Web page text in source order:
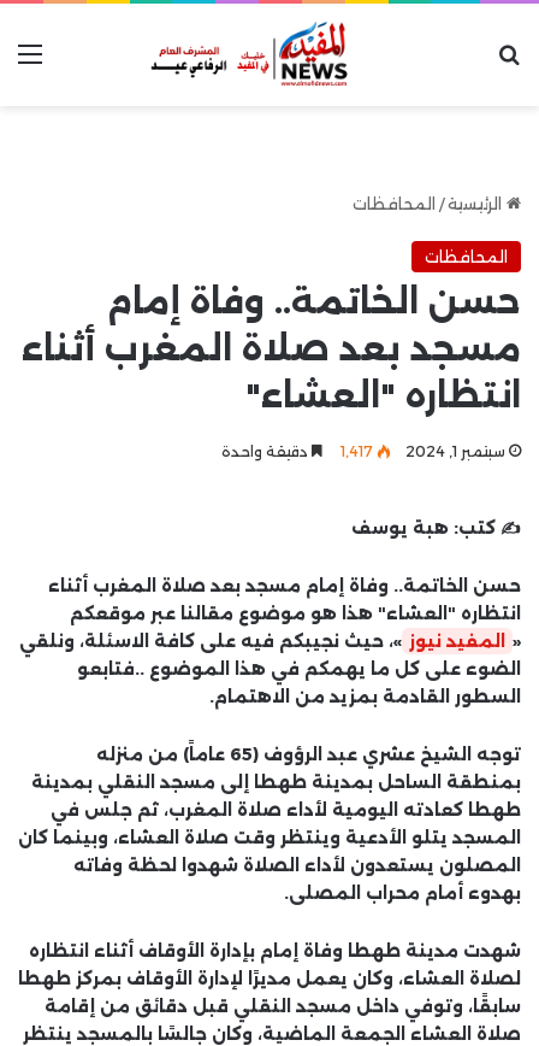
الرئيسية/ المحافظات
المحافظات
حسن الخاتمة.. وفاة إمام
مسجد بعد صلاة المغرب أثناء
انتظاره "العشاء"
سبتمبر 1, 2024 1٬417 دقيقة واحدة
✍️ كتب: هبة يوسف
حسن الخاتمة.. وفاة إمام مسجد بعد صلاة المغرب أثناء
انتظاره "العشاء" هذا هو موضوع مقالنا عبر موقعكم
«
المفيد نيوز »، حيث نجيبكم فيه على كافة الاسئلة، ونلقي
الضوء على كل ما يهمكم في هذا الموضوع ..فتابعو
السطور القادمة بمزيد من الاهتمام.
توجه الشيخ عشري عبد الرؤوف (65 عاماً) من منزله
بمنطقة الساحل بمدينة طهطا إلى مسجد النقلي بمدينة
طهطا كعادته اليومية لأداء صلاة المغرب، ثم جلس في
المسجد يتلو الأدعية وينتظر وقت صلاة العشاء، وبينما كان
المصلون يستعدون لأداء الصلاة شهدوا لحظة وفاته
بهدوء أمام محراب المصلى.
شهدت مدينة طهطا وفاة إمام بإدارة الأوقاف أثناء انتظاره
لصلاة العشاء، وكان يعمل مديرًا لإدارة الأوقاف بمركز طهطا
سابقًا، وتوفي داخل مسجد النقلي قبل دقائق من إقامة
صلاة العشاء الجمعة الماضية، وكان جالسًا بالمسجد ينتظر